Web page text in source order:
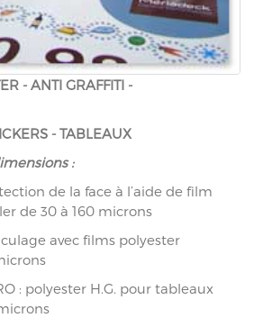
- ANTI GRAFFITI -
- TABLEAUX
:
de la face à l’aide de film
de 30 à 160 microns
avec films polyester
: polyester H.G. pour tableaux